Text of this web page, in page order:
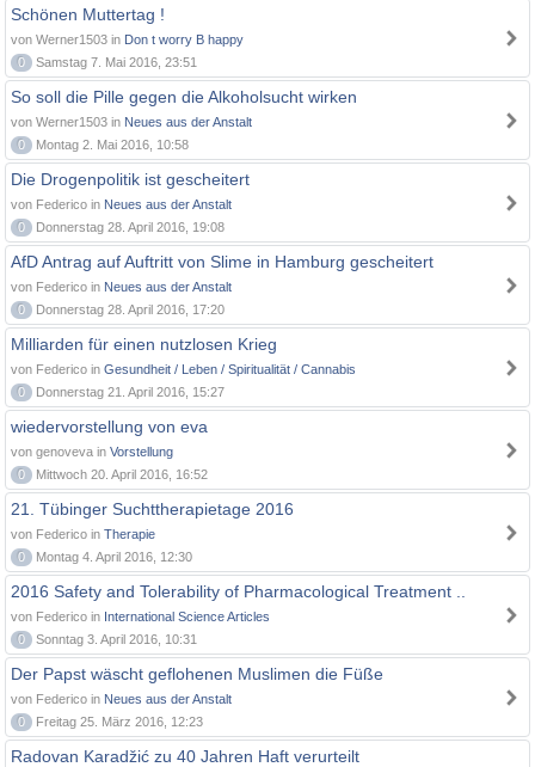
Schönen Muttertag !
von Werner1503 in Don t worry B happy
0
Samstag 7. Mai 2016, 23:51
So soll die Pille gegen die Alkoholsucht wirken
von Werner1503 in Neues aus der Anstalt
0
Montag 2. Mai 2016, 10:58
Die Drogenpolitik ist gescheitert
von Federico in Neues aus der Anstalt
0
Donnerstag 28. April 2016, 19:08
AfD Antrag auf Auftritt von Slime in Hamburg gescheitert
von Federico in Neues aus der Anstalt
0
Donnerstag 28. April 2016, 17:20
Milliarden für einen nutzlosen Krieg
von Federico in Gesundheit / Leben / Spiritualität / Cannabis
0
Donnerstag 21. April 2016, 15:27
wiedervorstellung von eva
von genoveva in Vorstellung
0
Mittwoch 20. April 2016, 16:52
21. Tübinger Suchttherapietage 2016
von Federico in Therapie
0
Montag 4. April 2016, 12:30
2016 Safety and Tolerability of Pharmacological Treatment ..
von Federico in International Science Articles
0
Sonntag 3. April 2016, 10:31
Der Papst wäscht geflohenen Muslimen die Füße
von Federico in Neues aus der Anstalt
0
Freitag 25. März 2016, 12:23
Radovan Karadžić zu 40 Jahren Haft verurteilt